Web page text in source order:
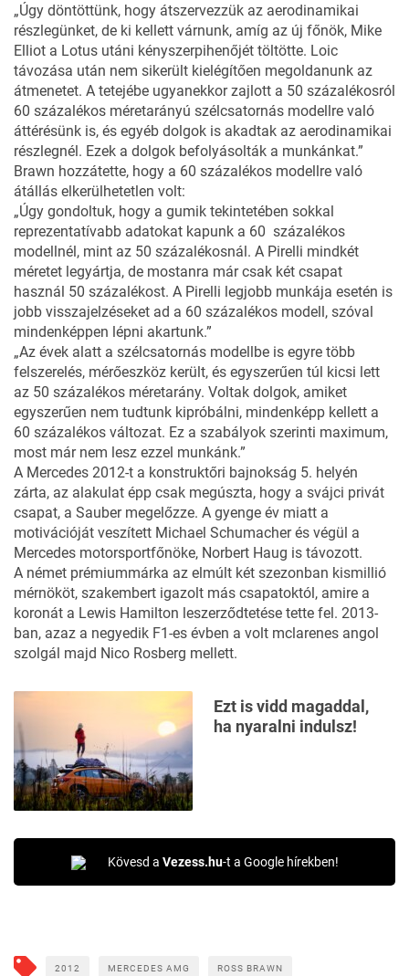
„Úgy döntöttünk, hogy átszervezzük az aerodinamikai
részlegünket, de ki kellett várnunk, amíg az új főnök, Mike
Elliot a Lotus utáni kényszerpihenőjét töltötte. Loic
távozása után nem sikerült kielégítően megoldanunk az
átmenetet. A tetejébe ugyanekkor zajlott a 50 százalékosról
60 százalékos méretarányú szélcsatornás modellre való
áttérésünk is, és egyéb dolgok is akadtak az aerodinamikai
részlegnél. Ezek a dolgok befolyásolták a munkánkat.”
Brawn hozzátette, hogy a 60 százalékos modellre való
átállás elkerülhetetlen volt:
„Úgy gondoltuk, hogy a gumik tekintetében sokkal
reprezentatívabb adatokat kapunk a 60 százalékos
modellnél, mint az 50 százalékosnál. A Pirelli mindkét
méretet legyártja, de mostanra már csak két csapat
használ 50 százalékost. A Pirelli legjobb munkája esetén is
jobb visszajelzéseket ad a 60 százalékos modell, szóval
mindenképpen lépni akartunk.”
„Az évek alatt a szélcsatornás modellbe is egyre több
felszerelés, mérőeszköz került, és egyszerűen túl kicsi lett
az 50 százalékos méretarány. Voltak dolgok, amiket
egyszerűen nem tudtunk kipróbálni, mindenképp kellett a
60 százalékos változat. Ez a szabályok szerinti maximum,
most már nem lesz ezzel munkánk.”
A Mercedes 2012-t a konstruktőri bajnokság 5. helyén
zárta, az alakulat épp csak megúszta, hogy a svájci privát
csapat, a Sauber megelőzze. A gyenge év miatt a
motivációját veszített Michael Schumacher és végül a
Mercedes motorsportfőnöke, Norbert Haug is távozott.
A német prémiummárka az elmúlt két szezonban kismillió
mérnököt, szakembert igazolt más csapatoktól, amire a
koronát a Lewis Hamilton leszerződtetése tette fel. 2013-
ban, azaz a negyedik F1-es évben a volt mclarenes angol
szolgál majd Nico Rosberg mellett.
Ezt is vidd magaddal,
ha nyaralni indulsz!
Kövesd a Vezess.hu-t a Google hírekben!
2012 MERCEDES AMG ROSS BRAWN